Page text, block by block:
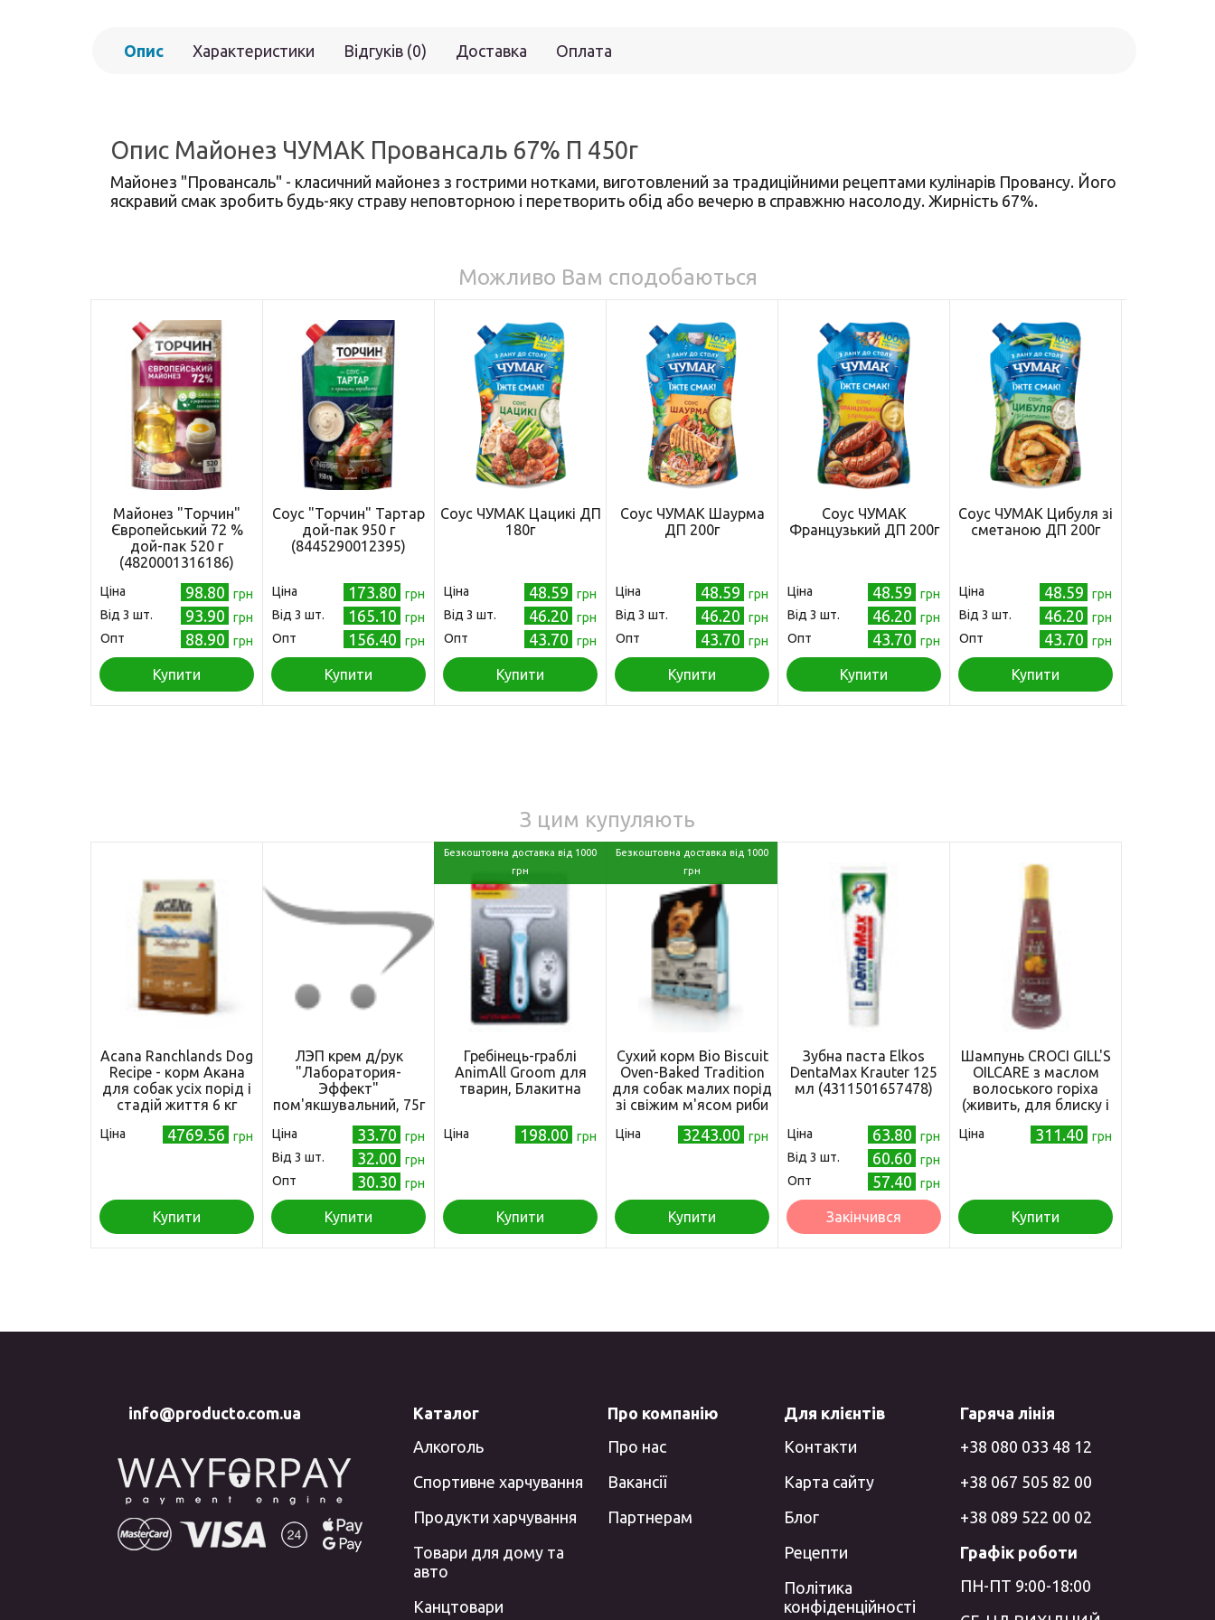
Опис Характеристики Відгуків (0) Доставка Оплата
Опис Майонез ЧУМАК Провансаль 67% П 450г
Майонез "Провансаль" - класичний майонез з гострими нотками, виготовлений за традиційними рецептами кулінарів Провансу. Його
яскравий смак зробить будь-яку страву неповторною і перетворить обід або вечерю в справжню насолоду. Жирність 67%.
Можливо Вам сподобаються
Майонез "Торчин"
Європейський 72 %
дой-пак 520 г
(4820001316186)
Ціна 98.80
грн
Від 3 шт.
93.90
грн
Опт
88.90 грн
Купити
Соус "Торчин" Тартар
дой-пак 950 г
(8445290012395)
Ціна 173.80
грн
Від 3 шт.
165.10
грн
Опт
156.40 грн
Купити
Соус ЧУМАК Цацикі ДП
180г
Ціна 48.59
грн
Від 3 шт.
46.20
грн
Опт
43.70 грн
Купити
Соус ЧУМАК Шаурма
ДП 200г
Ціна 48.59
грн
Від 3 шт.
46.20
грн
Опт
43.70 грн
Купити
Соус ЧУМАК
Французький ДП 200г
Ціна 48.59
грн
Від 3 шт.
46.20
грн
Опт
43.70 грн
Купити
Соус ЧУМАК Цибуля зі
сметаною ДП 200г
Ціна 48.59
грн
Від 3 шт.
46.20
грн
Опт
43.70 грн
Купити
З цим купуляють
Acana Ranchlands Dog
Recipe - корм Акана
для собак усіх порід і
стадій життя 6 кг
Ціна 4769.56 грн
Купити
ЛЭП крем д/рук
"Лаборатория-
Эффект"
пом'якшувальний, 75г
Ціна 33.70
грн
Від 3 шт.
32.00
грн
Опт
30.30 грн
Купити
Безкоштовна доставка від 1000
грн
Гребінець-граблі
AnimAll Groom для
тварин, Блакитна
Ціна 198.00 грн
Купити
Безкоштовна доставка від 1000
грн
Сухий корм Bio Biscuit
Oven-Baked Tradition
для собак малих порід
зі свіжим м'ясом риби
Ціна 3243.00 грн
Купити
Зубна паста Elkos
DentaMax Krauter 125
мл (4311501657478)
Ціна 63.80
грн
Від 3 шт.
60.60
грн
Опт
57.40 грн
Закінчився
Шампунь CROCI GILL'S
OILCARE з маслом
волоського горіха
(живить, для блиску і
шерсті), 300мл
Ціна 311.40 грн
Купити
info@producto.com.ua
Каталог
Алкоголь
Спортивне харчування
Продукти харчування
Товари для дому та
авто
Канцтовари
Про компанію
Про нас
Вакансії
Партнерам
Для клієнтів
Контакти
Карта сайту
Блог
Рецепти
Політика
конфіденційності
Гаряча лінія
+38 080 033 48 12
+38 067 505 82 00
+38 089 522 00 02
Графік роботи
ПН-ПТ 9:00-18:00